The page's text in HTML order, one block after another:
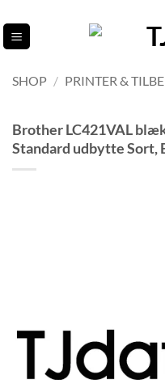
til
indhold
SHOP / PRINTER &
Brother LC421VAL
Standard udbytte Sort,